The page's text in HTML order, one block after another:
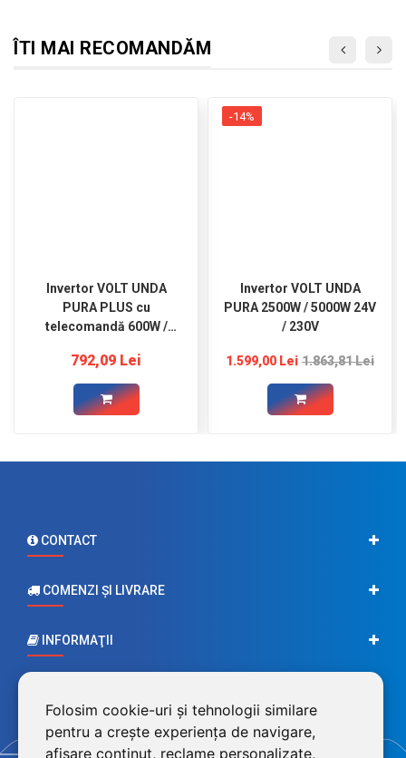
Folosim cookie-uri și tehnologii similare
pentru a crește experiența de navigare,
afișare conținut, reclame personalizate,
ÎTI MAI RECOMANDĂM
Invertor VOLT UNDA
PURA PLUS cu
telecomandă 600W /
792,09 Lei
Invertor VOLT UNDA
PURA 2500W / 5000W 24V
/ 230V
1.599,00 Lei 1.863,81 Lei
-14%
CONTACT
COMENZI ŞI LIVRARE
INFORMAŢII